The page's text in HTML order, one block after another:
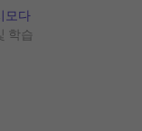
모다
학습